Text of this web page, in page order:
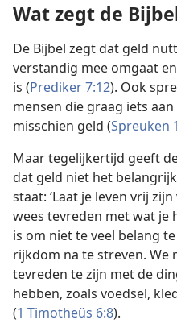
Wat zegt de
De Bijbel zegt dat geld
verstandig mee omgaat
is (Prediker 7:12). Ook
mensen die graag iets
misschien geld (Spreuken
Maar tegelijkertijd geeft
dat geld niet het
staat: ‘Laat je leven vrij
wees tevreden met wat je
is om niet te veel belang
rijkdom na te streven.
tevreden te zijn met de
hebben, zoals voedsel,
(1 Timotheüs 6:8).